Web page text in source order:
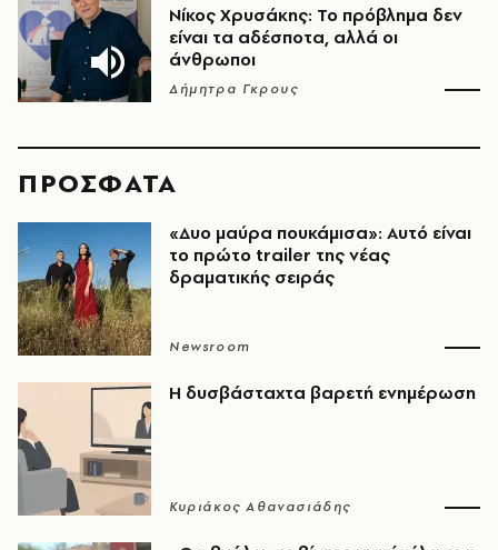
Νίκος Χρυσάκης: Το πρόβλημα δεν
είναι τα αδέσποτα, αλλά οι
άνθρωποι
Δήμητρα Γκρους
ΠΡΟΣΦΑΤΑ
«Δυο μαύρα πουκάμισα»: Αυτό είναι
το πρώτο trailer της νέας
δραματικής σειράς
Newsroom
Η δυσβάσταχτα βαρετή ενημέρωση
Κυριάκος Αθανασιάδης